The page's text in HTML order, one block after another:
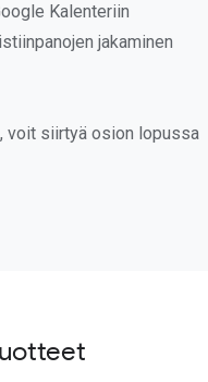
Kalenteriin
jakaminen
voit siirtyä osion lopussa